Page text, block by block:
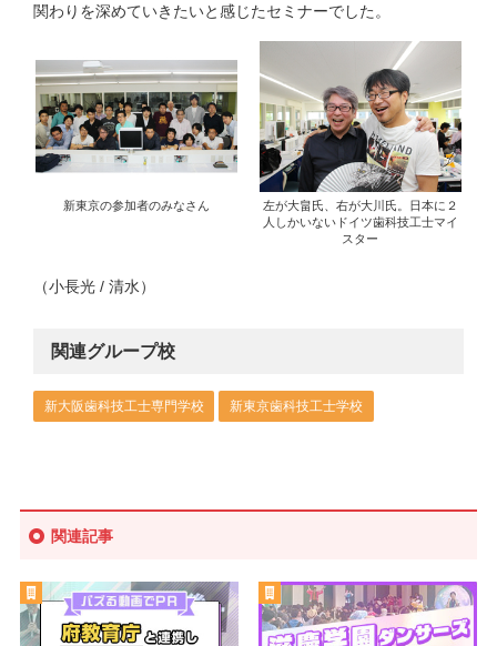
関わりを深めていきたいと感じたセミナーでした。
新東京の参加者のみなさん
左が大畠氏、右が大川氏。日本に２
人しかいないドイツ歯科技工士マイ
スター
（小長光 / 清水）
関連グループ校
新大阪歯科技工士専門学校 新東京歯科技工士学校
関連記事